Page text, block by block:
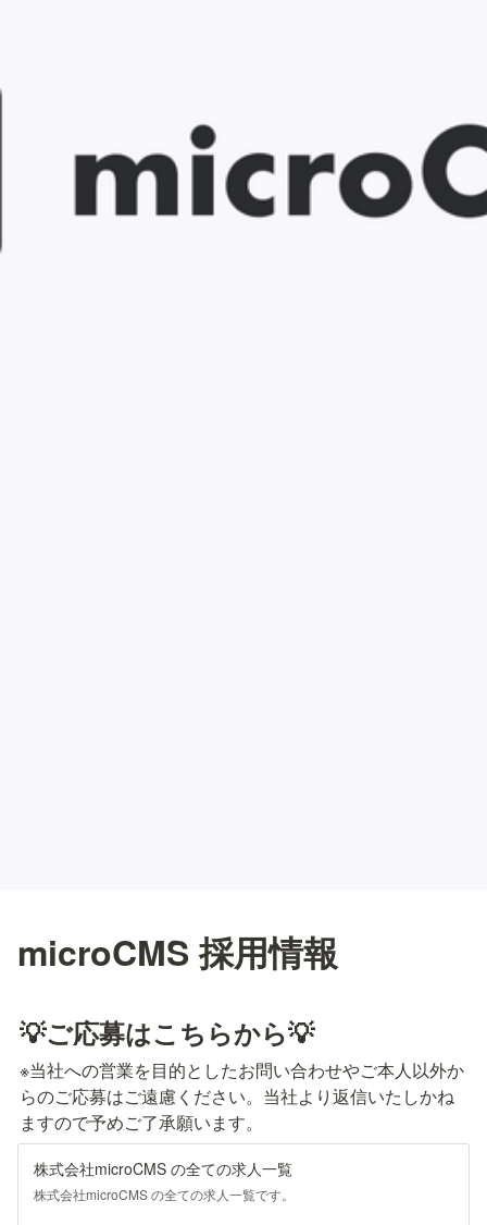
microCMS 採用情報
💡ご応募はこちらから💡
※当社への営業を目的としたお問い合わせやご本人以外か
らのご応募はご遠慮ください。当社より返信いたしかね
ますので予めご了承願います。
株式会社microCMS の全ての求人一覧
株式会社microCMS の全ての求人一覧です。